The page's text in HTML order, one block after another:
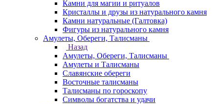
Камни для магии и ритуалов
Кристаллы и друзы из натурального камня
Камни натуральные (Галтовка)
Фигуры из натурального камня
Амулеты, Обереги, Талисманы
Назад
Амулеты, Обереги, Талисманы
Амулеты и Талисманы
Славянские обереги
Восточные талисманы
Талисманы по гороскопу
Символы богатства и удачи